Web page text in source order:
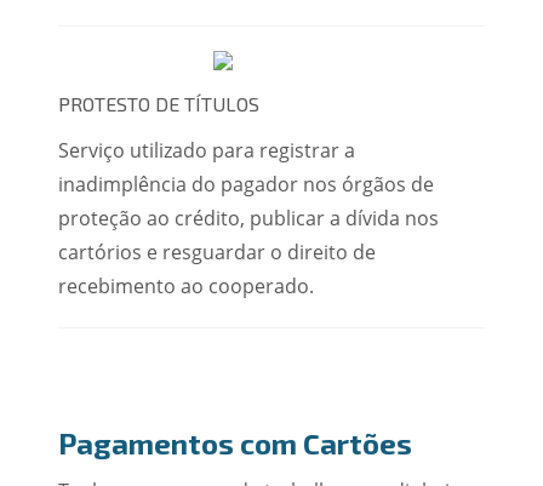
PROTESTO DE TÍTULOS
Serviço utilizado para registrar a
inadimplência do pagador nos órgãos de
proteção ao crédito, publicar a dívida nos
cartórios e resguardar o direito de
recebimento ao cooperado.
Pagamentos com Cartões